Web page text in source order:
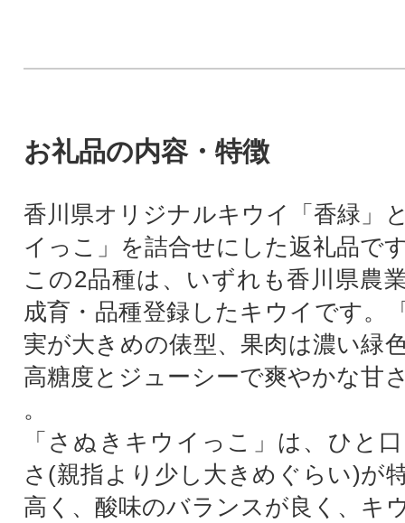
お礼品の内容・特徴
香川県オリジナルキウイ「香緑」
イっこ」を詰合せにした返礼品で
この2品種は、いずれも香川県農
成育・品種登録したキウイです。
実が大きめの俵型、果肉は濃い緑
高糖度とジューシーで爽やかな甘
。
「さぬきキウイっこ」は、ひと
さ(親指より少し大きめぐらい)が
高く、酸味のバランスが良く、キ